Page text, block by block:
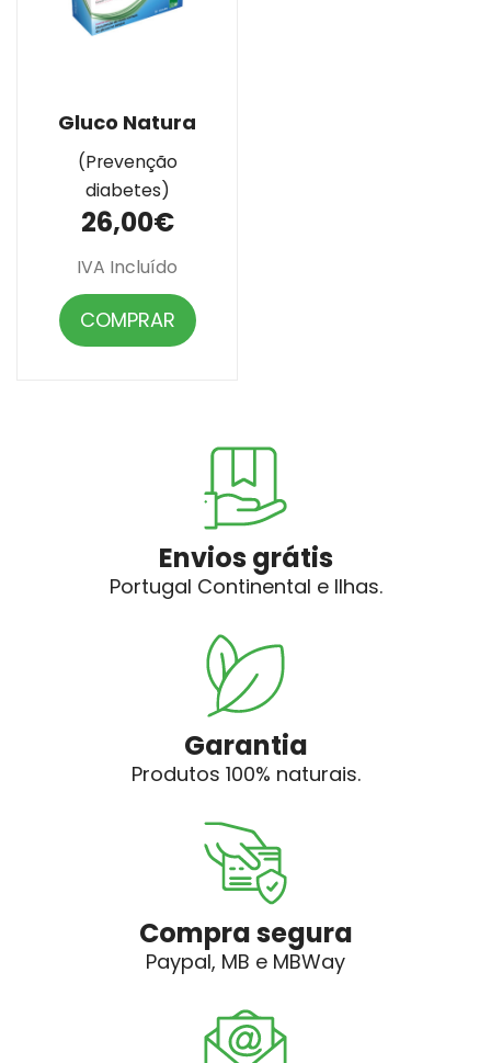
Gluco Natura
(Prevenção
diabetes)
26,00€
IVA Incluído
COMPRAR
Envios grátis
Portugal Continental e Ilhas.
Garantia
Produtos 100% naturais.
Compra segura
Paypal, MB e MBWay